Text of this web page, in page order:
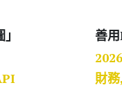
善
財務,